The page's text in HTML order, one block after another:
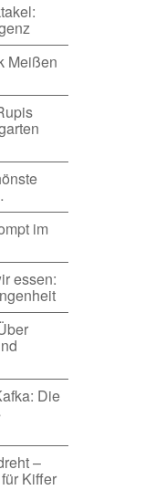
Meißen
im
essen:
Die
–
Kiffer